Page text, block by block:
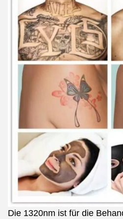
Die 1320nm ist für die